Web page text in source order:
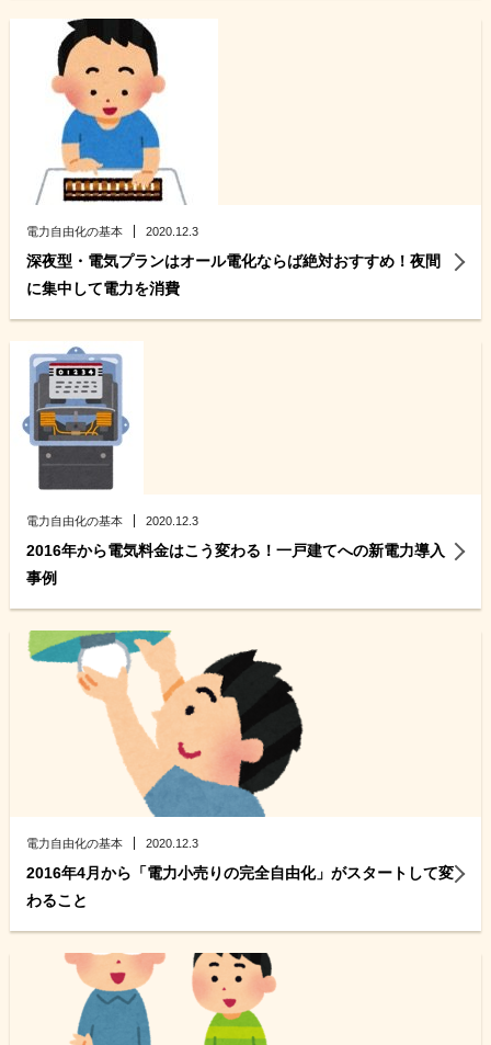
電力自由化の基本 2020.12.3
深夜型・電気プランはオール電化ならば絶対おすすめ！夜間
に集中して電力を消費
電力自由化の基本 2020.12.3
2016年から電気料金はこう変わる！一戸建てへの新電力導入
事例
電力自由化の基本 2020.12.3
2016年4月から「電力小売りの完全自由化」がスタートして変
わること